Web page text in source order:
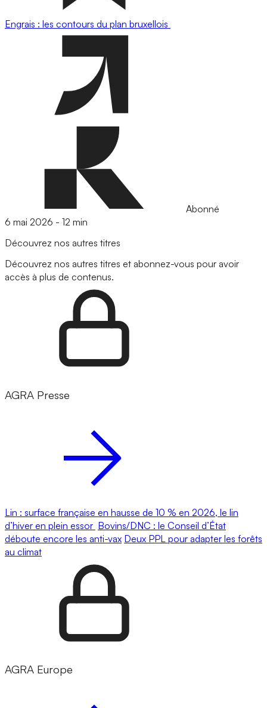
Engrais : les contours du plan bruxellois
Abonné
6 mai 2026 - 12 min
Découvrez nos autres titres
Découvrez nos autres titres et abonnez-vous pour avoir
accès à plus de contenus.
AGRA Presse
Lin : surface française en hausse de 10 % en 2026, le lin
d’hiver en plein essor Bovins/DNC : le Conseil d’État
déboute encore les anti-vax Deux PPL pour adapter les forêts
au climat
AGRA Europe